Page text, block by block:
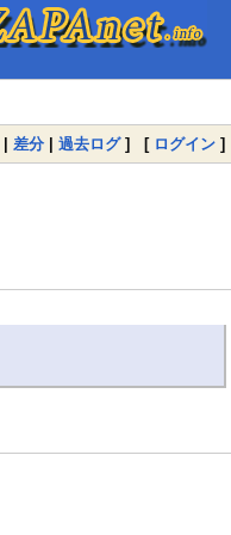
| 差分 | 過去ログ] [ ログイン ]